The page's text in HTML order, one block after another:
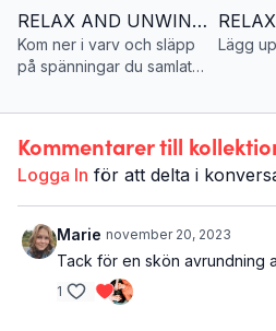
RELAX AND UNWIND 1. Släpp på spänningar och kom ner i varv
Kom ner i varv och släpp
på spänningar du samlat
Lägg
Kommentarer till
Logga In för att delta i
Marie november 20, 2023
Tack för en skön avrundning
1